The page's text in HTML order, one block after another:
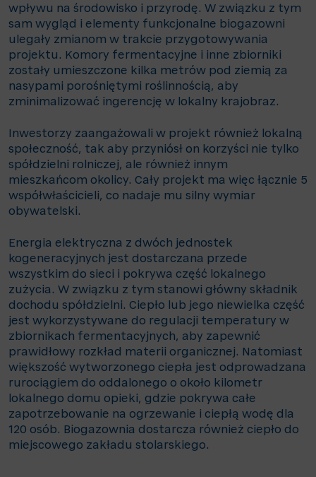
wpływu na środowisko i przyrodę. W związku z tym
sam wygląd i elementy funkcjonalne biogazowni
ulegały zmianom w trakcie przygotowywania
projektu. Komory fermentacyjne i inne zbiorniki
zostały umieszczone kilka metrów pod ziemią za
nasypami porośniętymi roślinnością, aby
zminimalizować ingerencję w lokalny krajobraz.
Inwestorzy zaangażowali w projekt również lokalną
społeczność, tak aby przyniósł on korzyści nie tylko
spółdzielni rolniczej, ale również innym
mieszkańcom okolicy. Cały projekt ma więc łącznie 5
współwłaścicieli, co nadaje mu silny wymiar
obywatelski.
Energia elektryczna z dwóch jednostek
kogeneracyjnych jest dostarczana przede
wszystkim do sieci i pokrywa część lokalnego
zużycia. W związku z tym stanowi główny składnik
dochodu spółdzielni. Ciepło lub jego niewielka część
jest wykorzystywane do regulacji temperatury w
zbiornikach fermentacyjnych, aby zapewnić
prawidłowy rozkład materii organicznej. Natomiast
większość wytworzonego ciepła jest odprowadzana
rurociągiem do oddalonego o około kilometr
lokalnego domu opieki, gdzie pokrywa całe
zapotrzebowanie na ogrzewanie i ciepłą wodę dla
120 osób. Biogazownia dostarcza również ciepło do
miejscowego zakładu stolarskiego.